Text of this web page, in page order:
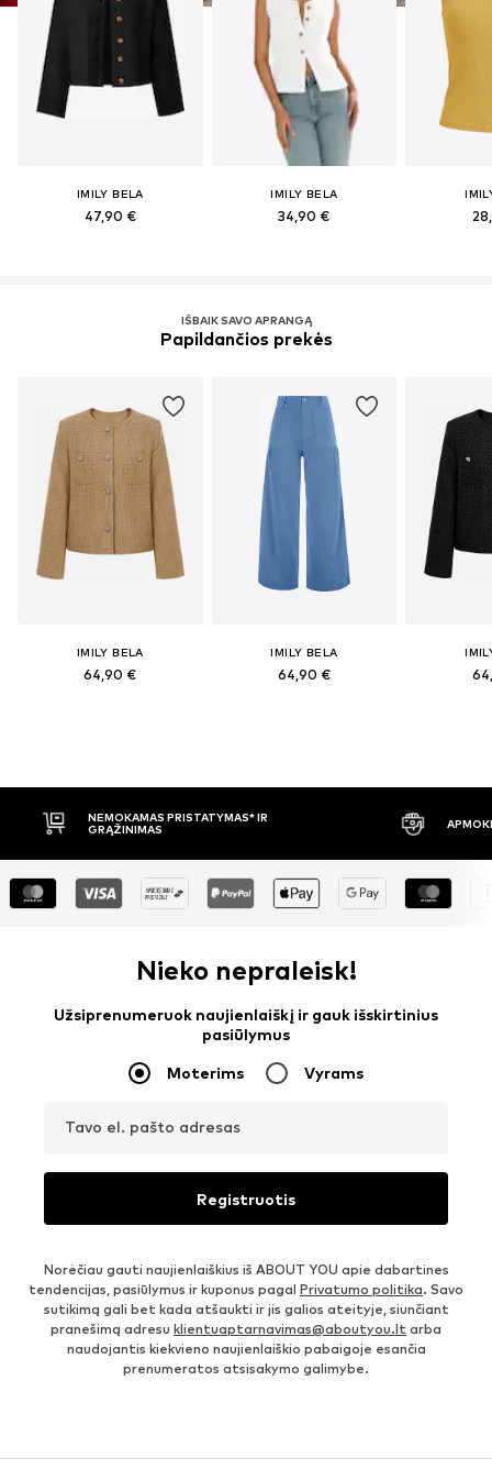
IMILY BELA
47,90 €
IMILY BELA
34,90 €
IŠBAIK SAVO APRANGĄ
Papildančios prekės
IMILY BELA
64,90 €
IMILY BELA
64,90 €
APMOKĖJIMAS PRISTAČIUS 30 DIENŲ
Nieko nepraleisk!
Užsiprenumeruok naujienlaiškį ir gauk išskirtinius
pasiūlymus
Moterims Vyrams
Tavo el. pašto adresas
Registruotis
Norėčiau gauti naujienlaiškius iš ABOUT YOU apie dabartines
tendencijas, pasiūlymus ir kuponus pagal Privatumo politika. Savo
sutikimą gali bet kada atšaukti ir jis galios ateityje, siunčiant
pranešimą adresu klientuaptarnavimas@aboutyou.lt arba
naudojantis kiekvieno naujienlaiškio pabaigoje esančia
prenumeratos atsisakymo galimybe.